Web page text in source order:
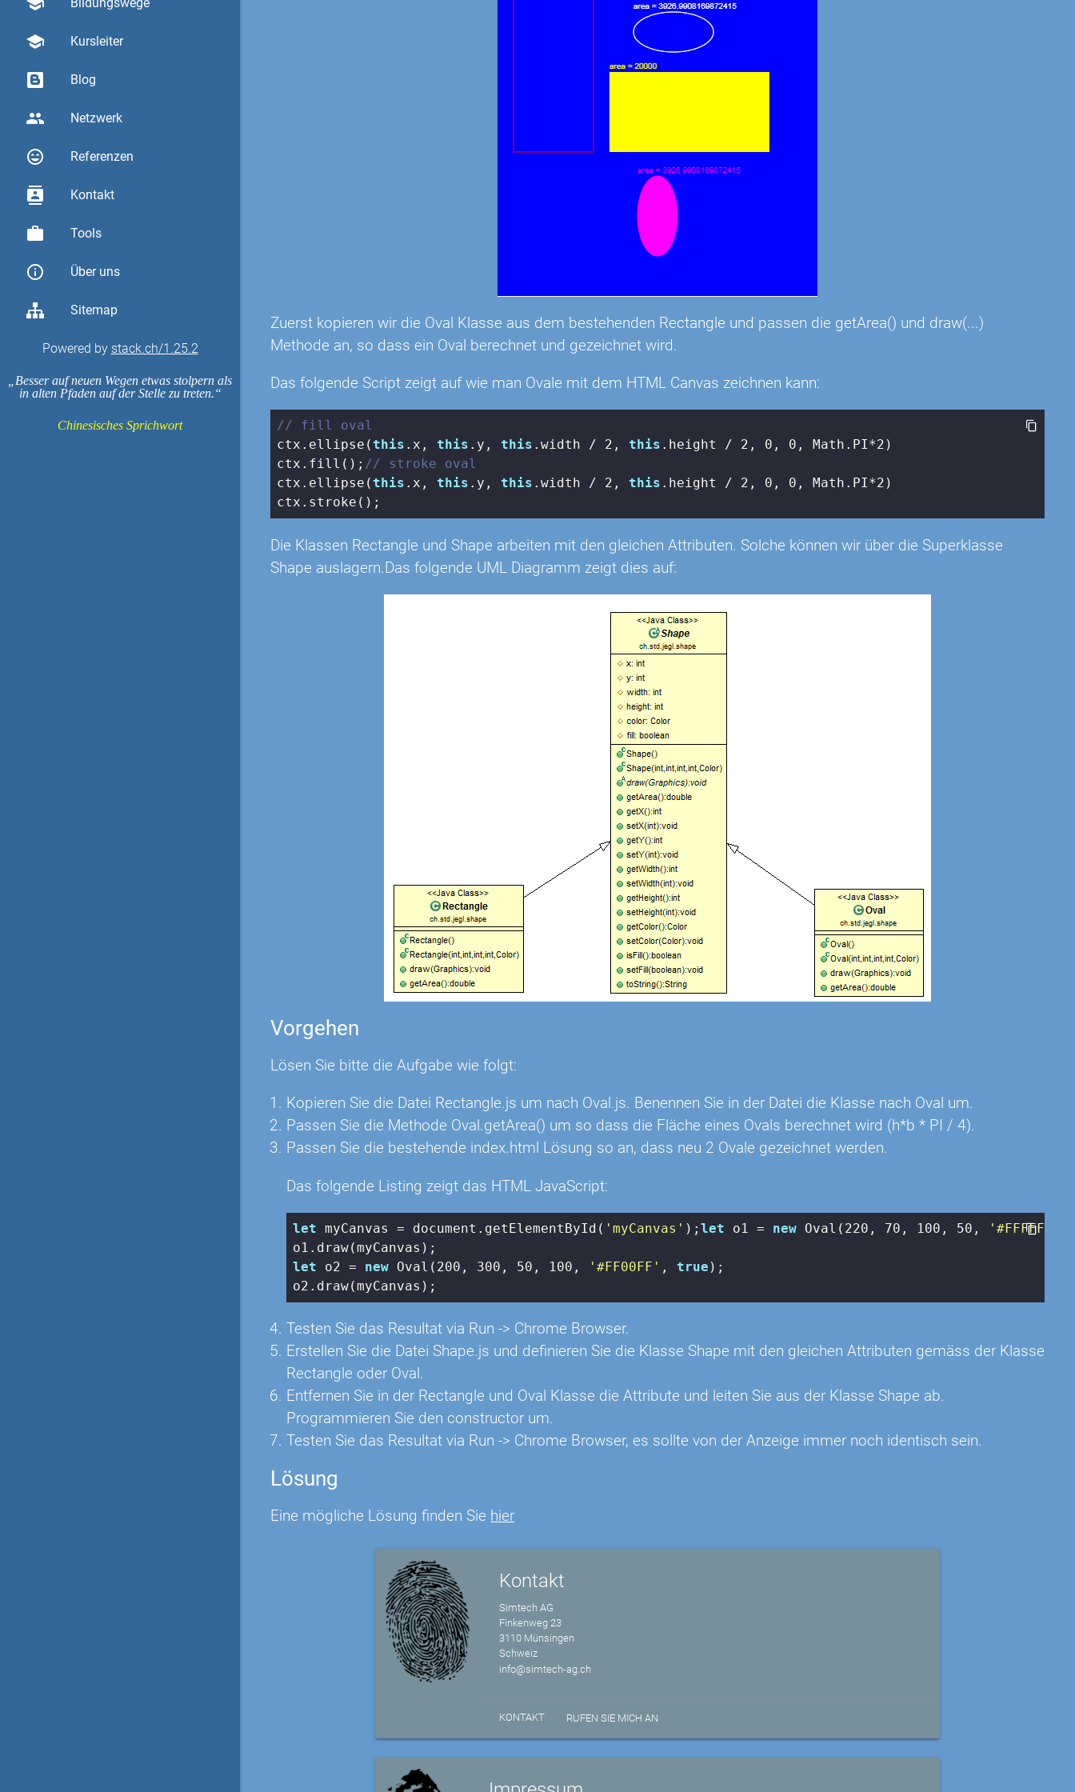
school Kursleiter
Blog
group Netzwerk
sentiment_very_satisfied Referenzen
contacts Kontakt
work Tools
info_outline Über uns
Sitemap
Powered by stack.ch/1.25.2
Besser auf neuen Wegen etwas stolpern als
in alten Pfaden auf der Stelle zu treten.
Chinesisches Sprichwort
Zuerst kopieren wir die Oval Klasse aus dem bestehenden Rectangle und passen die getArea() und draw(...)
Methode an, so dass ein Oval berechnet und gezeichnet wird.
Das folgende Script zeigt auf wie man Ovale mit dem HTML Canvas zeichnen kann:
// fill oval
ctx.ellipse(this .x, this .y, this .width / 2 , this .height / 2 , 0 , 0 , Math .PI*2 )
ctx.fill(); // stroke oval
ctx.ellipse(this .x, this .y, this .width / 2 , this .height / 2 , 0 , 0 , Math .PI*2 )
ctx.stroke();
Die Klassen Rectangle und Shape arbeiten mit den gleichen Attributen. Solche können wir über die Superklasse
Shape auslagern.Das folgende UML Diagramm zeigt dies auf:
Vorgehen
Lösen Sie bitte die Aufgabe wie folgt:
Kopieren Sie die Datei Rectangle.js um nach Oval.js. Benennen Sie in der Datei die Klasse nach Oval um.
Passen Sie die Methode Oval.getArea() um so dass die Fläche eines Ovals berechnet wird (h*b * PI / 4).
Passen Sie die bestehende index.html Lösung so an, dass neu 2 Ovale gezeichnet werden.
Das folgende Listing zeigt das HTML JavaScript:
let myCanvas = document .getElementById( 'myCanvas' ); let o1 = new Oval( 220 , 70 , 100 , 50 , '#FFFFFF'
let o2 = new Oval( 200 , 300 , 50 , 100 , '#FF00FF' , true );
o2.draw(myCanvas);
Testen Sie das Resultat via Run -> Chrome Browser.
Erstellen Sie die Datei Shape.js und definieren Sie die Klasse Shape mit den gleichen Attributen gemäss der Klasse
Rectangle oder Oval.
Entfernen Sie in der Rectangle und Oval Klasse die Attribute und leiten Sie aus der Klasse Shape ab.
Programmieren Sie den constructor um.
Testen Sie das Resultat via Run -> Chrome Browser, es sollte von der Anzeige immer noch identisch sein.
Lösung
Eine mögliche Lösung finden Sie hier
Kontakt
Simtech AG
Finkenweg 23
3110 Münsingen
Schweiz
info@simtech-ag.ch
KONTAKT RUFEN SIE MICH AN